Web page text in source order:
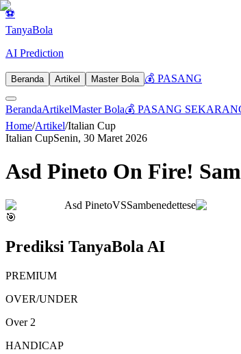
⚽
TanyaBola
AI Prediction
Beranda Artikel Master Bola 💰 PASANG
BerandaArtikelMaster Bola💰 PASANG
Home/Artikel/Italian Cup
Italian CupSenin, 30 Maret 2026
Asd Pineto On Fire!
Asd PinetoVSSambenedettese
🎯
Prediksi TanyaBola AI
PREMIUM
OVER/UNDER
Over 2
HANDICAP